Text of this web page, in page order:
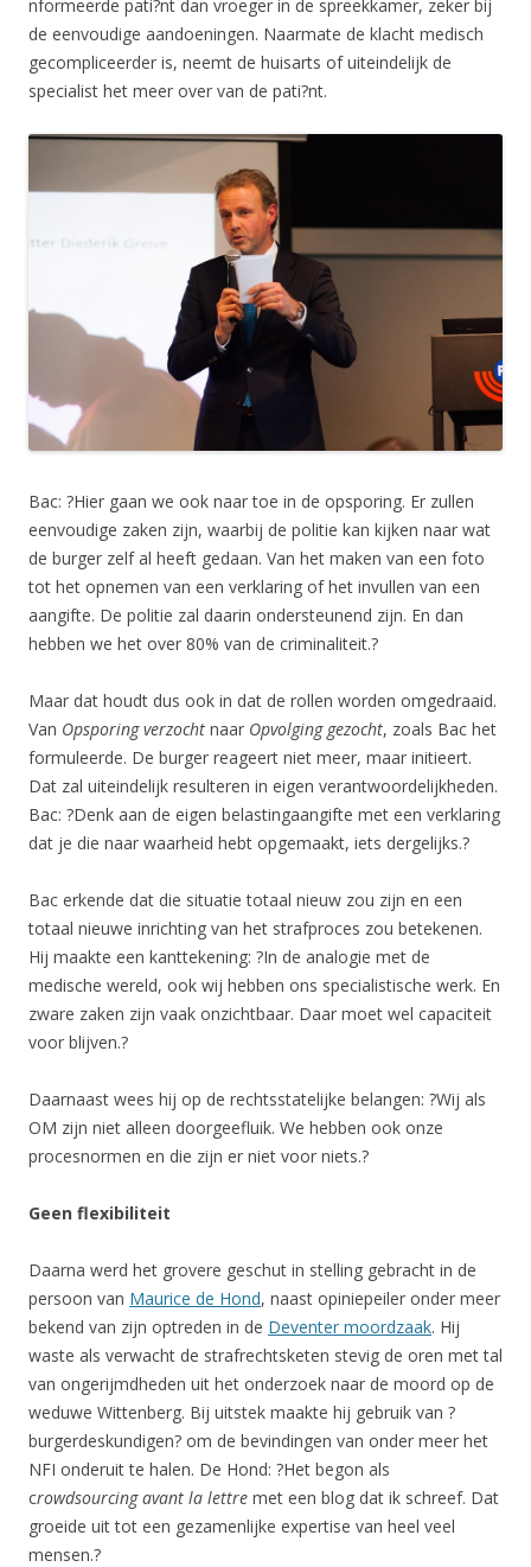
nformeerde pati?nt dan vroeger in de spreekkamer, zeker bij
de eenvoudige aandoeningen. Naarmate de klacht medisch
gecompliceerder is, neemt de huisarts of uiteindelijk de
specialist het meer over van de pati?nt.
Bac: ?Hier gaan we ook naar toe in de opsporing. Er zullen
eenvoudige zaken zijn, waarbij de politie kan kijken naar wat
de burger zelf al heeft gedaan. Van het maken van een foto
tot het opnemen van een verklaring of het invullen van een
aangifte. De politie zal daarin ondersteunend zijn. En dan
hebben we het over 80% van de criminaliteit.?
Maar dat houdt dus ook in dat de rollen worden omgedraaid.
Van Opsporing verzocht naar Opvolging gezocht, zoals Bac het
formuleerde. De burger reageert niet meer, maar initieert.
Dat zal uiteindelijk resulteren in eigen verantwoordelijkheden.
Bac: ?Denk aan de eigen belastingaangifte met een verklaring
dat je die naar waarheid hebt opgemaakt, iets dergelijks.?
Bac erkende dat die situatie totaal nieuw zou zijn en een
totaal nieuwe inrichting van het strafproces zou betekenen.
Hij maakte een kanttekening: ?In de analogie met de
medische wereld, ook wij hebben ons specialistische werk. En
zware zaken zijn vaak onzichtbaar. Daar moet wel capaciteit
voor blijven.?
Daarnaast wees hij op de rechtsstatelijke belangen: ?Wij als
OM zijn niet alleen doorgeefluik. We hebben ook onze
procesnormen en die zijn er niet voor niets.?
Geen flexibiliteit
Daarna werd het grovere geschut in stelling gebracht in de
persoon van Maurice de Hond, naast opiniepeiler onder meer
bekend van zijn optreden in de Deventer moordzaak. Hij
waste als verwacht de strafrechtsketen stevig de oren met tal
van ongerijmdheden uit het onderzoek naar de moord op de
weduwe Wittenberg. Bij uitstek maakte hij gebruik van ?
burgerdeskundigen? om de bevindingen van onder meer het
NFI onderuit te halen. De Hond: ?Het begon als
crowdsourcing avant la lettre met een blog dat ik schreef. Dat
groeide uit tot een gezamenlijke expertise van heel veel
mensen.?